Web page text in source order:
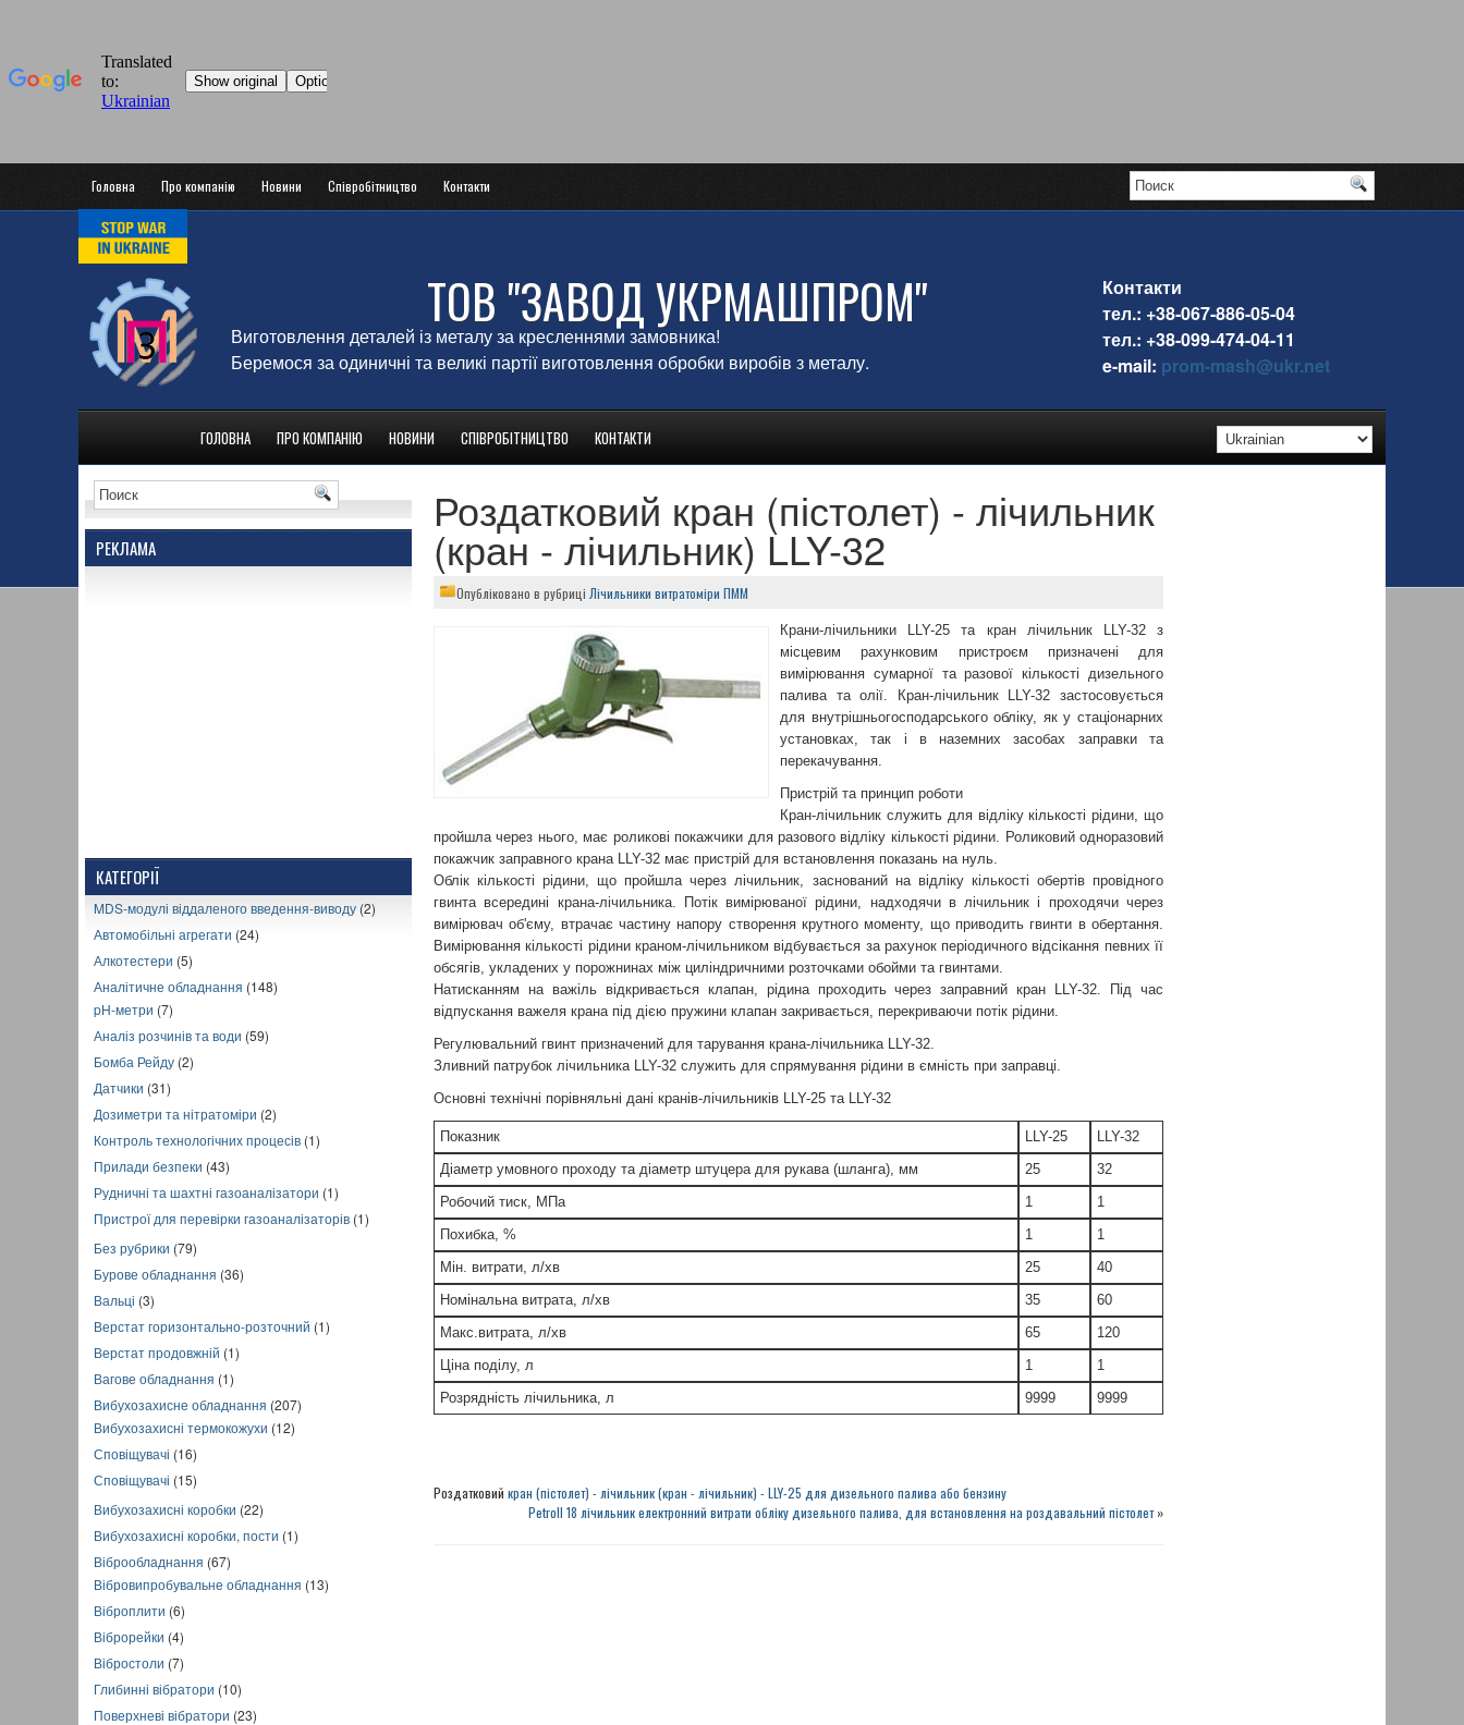
Головна Про компанію Новини Співробітництво Контакти
ТОВ "ЗАВОД УКРМАШПРОМ"
Виготовлення деталей із металу за кресленнями замовника!
Беремося за одиничні та великі партії виготовлення обробки виробів з металу.
Контакти
тел.: +38-067-886-05-04
тел.: +38-099-474-04-11
e-mail: prom-mash@ukr.net
ГОЛОВНА ПРО КОМПАНІЮ НОВИНИ СПІВРОБІТНИЦТВО КОНТАКТИ
РЕКЛАМА
КАТЕГОРІЇ
MDS-модулі віддаленого введення-виводу (2)
Автомобільні агрегати (24)
Алкотестери (5)
Аналітичне обладнання (148)
pH-метри (7)
Аналіз розчинів та води (59)
Бомба Рейду (2)
Датчики (31)
Дозиметри та нітратоміри (2)
Контроль технологічних процесів (1)
Прилади безпеки (43)
Рудничні та шахтні газоаналізатори (1)
Пристрої для перевірки газоаналізаторів (1)
Без рубрики (79)
Бурове обладнання (36)
Вальці (3)
Верстат горизонтально-розточний (1)
Верстат продовжній (1)
Вагове обладнання (1)
Вибухозахисне обладнання (207)
Вибухозахисні термокожухи (12)
Сповіщувачі (16)
Сповіщувачі (15)
Вибухозахисні коробки (22)
Вибухозахисні коробки, пости (1)
Віброобладнання (67)
Вібровипробувальне обладнання (13)
Віброплити (6)
Віброрейки (4)
Вібростоли (7)
Глибинні вібратори (10)
Поверхневі вібратори (23)
Роздатковий кран (пістолет) - лічильник
(кран - лічильник) LLY-32
Опубліковано в рубриці Лічильники витратоміри ПММ
Крани-лічильники LLY-25 та кран лічильник LLY-32 з
місцевим рахунковим пристроєм призначені для
вимірювання сумарної та разової кількості дизельного
палива та олії. Кран-лічильник LLY-32 застосовується
для внутрішньогосподарського обліку, як у стаціонарних
установках, так і в наземних засобах заправки та
перекачування.
Пристрій та принцип роботи
Кран-лічильник служить для відліку кількості рідини, що
пройшла через нього, має роликові покажчики для разового відліку кількості рідини. Роликовий одноразовий
покажчик заправного крана LLY-32 має пристрій для встановлення показань на нуль.
Облік кількості рідини, що пройшла через лічильник, заснований на відліку кількості обертів провідного
гвинта всередині крана-лічильника. Потік вимірюваної рідини, надходячи в лічильник і проходячи через
вимірювач об'єму, втрачає частину напору створення крутного моменту, що приводить гвинти в обертання.
Вимірювання кількості рідини краном-лічильником відбувається за рахунок періодичного відсікання певних її
обсягів, укладених у порожнинах між циліндричними розточками обойми та гвинтами.
Натисканням на важіль відкривається клапан, рідина проходить через заправний кран LLY-32. Під час
відпускання важеля крана під дією пружини клапан закривається, перекриваючи потік рідини.
Регулювальний гвинт призначений для тарування крана-лічильника LLY-32.
Зливний патрубок лічильника LLY-32 служить для спрямування рідини в ємність при заправці.
Основні технічні порівняльні дані кранів-лічильників LLY-25 та LLY-32
Показник LLY-25
LLY-32
Діаметр умовного проходу та діаметр штуцера для рукава (шланга), мм
25
32
Робочий тиск, МПа
1
1
Похибка, %
1
1
Мін. витрати, л/хв
25
40
Номінальна витрата, л/хв
35
60
Макс.витрата, л/хв
65
120
Ціна поділу, л
1
1
Розрядність лічильника, л
9999 9999
Роздатковий кран (пістолет) - лічильник (кран - лічильник) - LLY-25 для дизельного палива або бензину
Petroll 18 лічильник електронний витрати обліку дизельного палива, для встановлення на роздавальний пістолет»